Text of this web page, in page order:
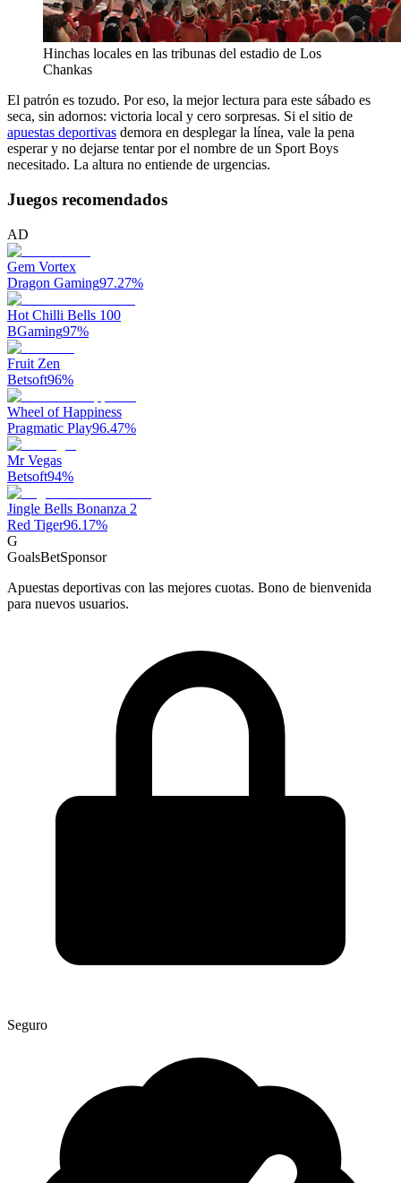
Hinchas locales en las tribunas del estadio de Los
Chankas
El patrón es tozudo. Por eso, la mejor lectura para este sábado es
seca, sin adornos: victoria local y cero sorpresas. Si el sitio de
apuestas deportivas demora en desplegar la línea, vale la pena
esperar y no dejarse tentar por el nombre de un Sport Boys
necesitado. La altura no entiende de urgencias.
Juegos recomendados
AD
Gem Vortex
Dragon Gaming97.27%
Hot Chilli Bells 100
BGaming97%
Fruit Zen
Betsoft96%
Wheel of Happiness
Pragmatic Play96.47%
Mr Vegas
Betsoft94%
Jingle Bells Bonanza 2
Red Tiger96.17%
G
GoalsBetSponsor
Apuestas deportivas con las mejores cuotas. Bono de bienvenida
para nuevos usuarios.
Seguro